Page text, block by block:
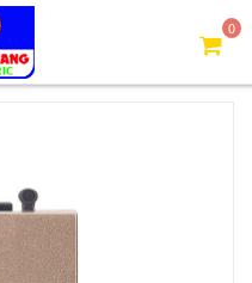
0
Ổ cắm đôi USB Uten Q120-